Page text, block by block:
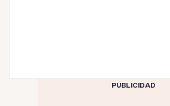
PUBLICIDAD